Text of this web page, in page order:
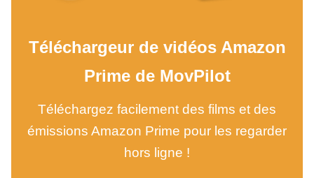
Téléchargeur de vidéos Amazon
Prime de MovPilot
Téléchargez facilement des films et des
émissions Amazon Prime pour les regarder
hors ligne !